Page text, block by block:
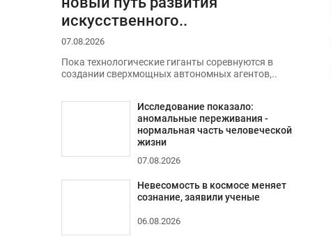
искусственного..
07.08.2026
Пока технологические гиганты соревнуются в
создании сверхмощных автономных агентов,..
Исследование показало:
аномальные переживания -
нормальная часть человеческой
жизни
07.08.2026
Невесомость в космосе меняет
сознание, заявили ученые
06.08.2026